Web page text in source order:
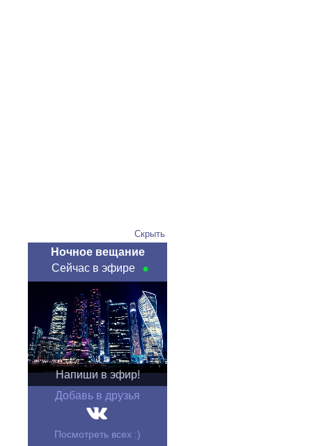
Скрыть
Ночное вещание
Сейчас в эфире
Напиши в эфир!
Добавь в друзья
Посмотреть всех :)